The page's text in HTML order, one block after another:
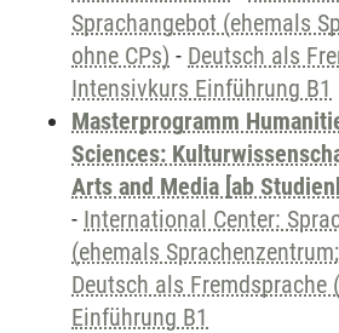
Sprachangebot (ehemals
ohne CPs) - Deutsch als
Intensivkurs Einführung B1
Masterprogramm
Sciences:
Arts and Media [ab
- International Center:
(ehemals
Deutsch als Fremdsprache
Einführung B1